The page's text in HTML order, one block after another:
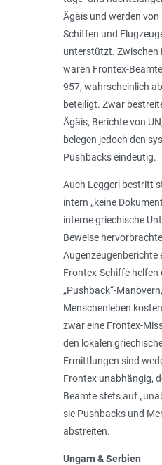
Ägäis und werden
Schiffen und
unterstützt. Zwischen
waren Frontex-
957, wahrscheinlich
beteiligt. Zwar
Ägäis, Berichte von
belegen jedoch den
Pushbacks eindeutig.
Auch Leggeri bestritt
intern „keine
interne griechische
Beweise
Augenzeugenberichte
Frontex-Schiffe helfen
„Pushback“-
Menschenleben
zwar eine Frontex-
den lokalen
Ermittlungen sind
Frontex unabhängig,
Beamte stets auf „
sie Pushbacks und
abstreiten.
Ungarn & Serbien